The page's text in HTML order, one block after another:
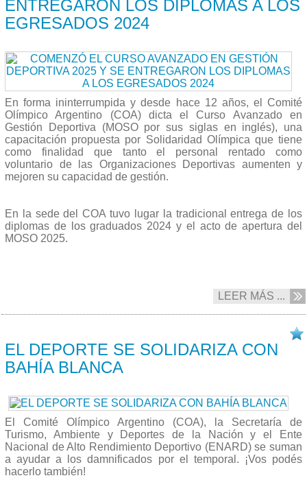
ENTREGARON LOS DIPLOMAS A LOS
EGRESADOS 2024
En forma ininterrumpida y desde hace 12 años, el Comité
Olímpico Argentino (COA) dicta el Curso Avanzado en
Gestión Deportiva (MOSO por sus siglas en inglés), una
capacitación propuesta por Solidaridad Olímpica que tiene
como finalidad que tanto el personal rentado como
voluntario de las Organizaciones Deportivas aumenten y
mejoren su capacidad de gestión.
En la sede del COA tuvo lugar la tradicional entrega de los
diplomas de los graduados 2024 y el acto de apertura del
MOSO 2025.
LEER MÁS ...
EL DEPORTE SE SOLIDARIZA CON
BAHÍA BLANCA
El Comité Olímpico Argentino (COA), la Secretaría de
Turismo, Ambiente y Deportes de la Nación y el Ente
Nacional de Alto Rendimiento Deportivo (ENARD) se suman
a ayudar a los damnificados por el temporal. ¡Vos podés
hacerlo también!